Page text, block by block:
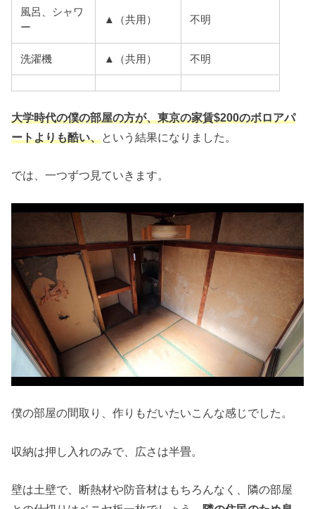
風呂、シャワ
ー
▲（共用） 不明
洗濯機 ▲（共用） 不明
大学時代の僕の部屋の方が、東京の家賃$200のボロアパ
ートよりも酷い、
という結果になりました。
では、一つずつ見ていきます。
僕の部屋の間取り、作りもだいたいこんな感じでした。
収納は押し入れのみで、広さは半畳。
壁は土壁で、断熱材や防音材はもちろんなく、隣の部屋